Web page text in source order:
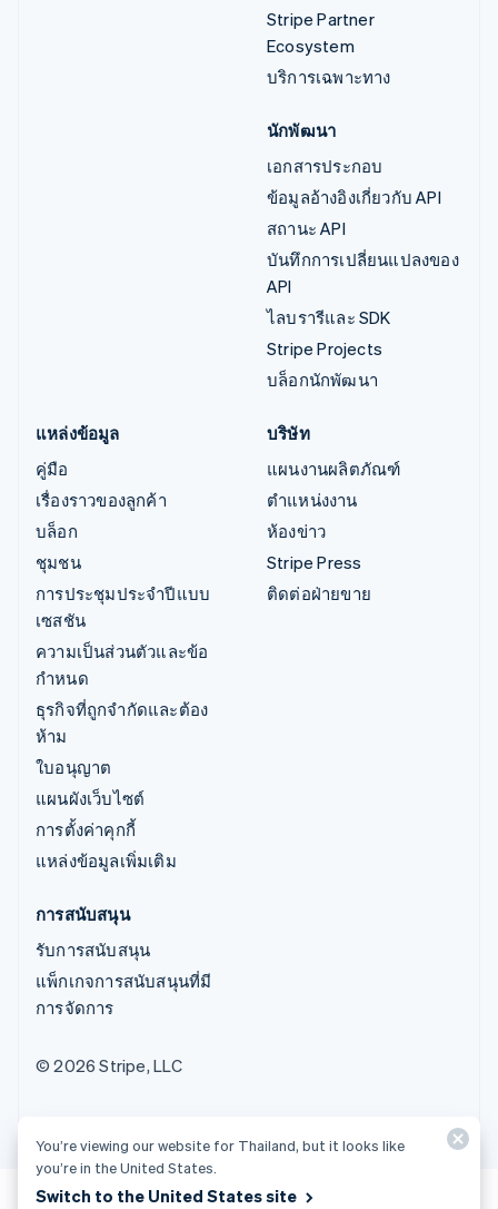
Stripe Partner
Ecosystem
บริการเฉพาะทาง
นักพัฒนา
เอกสารประกอบ
ข้อมูลอ้างอิงเกี่ยวกับ API
สถานะ API
บันทึกการเปลี่ยนแปลงของ
API
ไลบรารีและ SDK
Stripe Projects
บล็อกนักพัฒนา
แหล่งข้อมูล
คู่มือ
เรื่องราวของลูกค้า
บล็อก
ชุมชน
การประชุมประจำปีแบบ
เซสชัน
ความเป็นส่วนตัวและข้อ
กำหนด
ธุรกิจที่ถูกจำกัดและต้อง
ห้าม
ใบอนุญาต
แผนผังเว็บไซต์
การตั้งค่าคุกกี้
แหล่งข้อมูลเพิ่มเติม
บริษัท
แผนงานผลิตภัณฑ์
ตำแหน่งงาน
ห้องข่าว
Stripe Press
ติดต่อฝ่ายขาย
การสนับสนุน
รับการสนับสนุน
แพ็กเกจการสนับสนุนที่มี
การจัดการ
© 2026 Stripe, LLC
You’re viewing our website for Thailand, but it looks like
you’re in the United States.
Switch to the United States site